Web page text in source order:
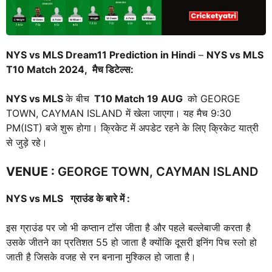
NYS vs MLS Dream11 Prediction in Hindi – NYS vs MLS
T10 Match 2024, मैच डिटेल्स:
NYS vs MLSके बीच T10 Match 19 AUG को GEORGE
TOWN, CAYMAN ISLAND में खेला जाएगा। यह मैच 9:30
PM(IST) बजे शुरू होगा। क्रिकेट में अपडेट रहने के लिए क्रिकेट यात्री
से जुड़े रहे।
VENUE : GEORGE TOWN, CAYMAN ISLAND
NYS vs MLSग्राउंड के बारे में :
इस ग्राउंड पर जो भी कप्तान टॉस जीता है और पहले बल्लेबाजी करता है
उसके जीतने का प्रतिशत 55 हो जाता है क्योंकि दूसरी इनिंग पिच स्लो हो
जाती है जिसके वजह से रन बनाना मुश्किल हो जाता है।